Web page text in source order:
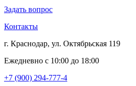
Задать вопрос
Контакты
г. Краснодар, ул. Октябрьская 119
Ежедневно с 10:00 до 18:00
+7 (900) 294-777-4